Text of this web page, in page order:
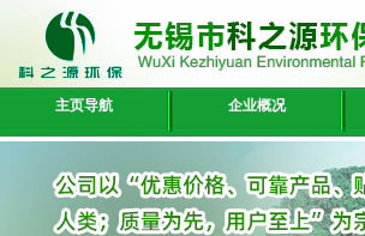
主页导航 企业概况